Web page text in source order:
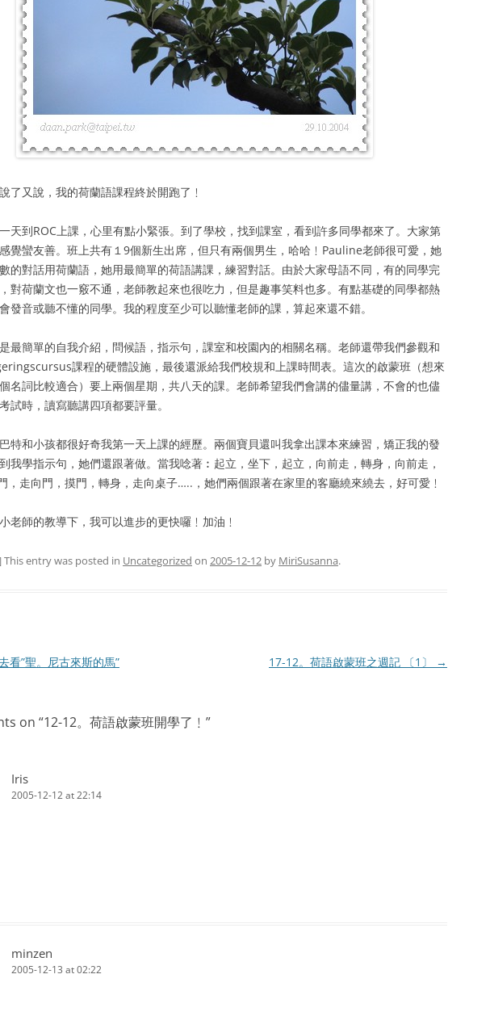
了又說，我的荷蘭語課程終於開跑了﹗
天到ROC上課，心里有點小緊張。到了學校，找到課室，看到許多同學都來了。大家第
覺蠻友善。班上共有１9個新生出席，但只有兩個男生，哈哈﹗Pauline老師很可愛，她
的對話用荷蘭語，她用最簡單的荷語講課，練習對話。由於大家母語不同，有的同學完
對荷蘭文也一竅不通，老師教起來也很吃力，但是趣事笑料也多。有點基礎的同學都熱
發音或聽不懂的同學。我的程度至少可以聽懂老師的課，算起來還不錯。
最簡單的自我介紹，問候語，指示句，課室和校園內的相關名稱。老師還帶我們參觀和
課程的硬體設施，最後還派給我們校規和上課時間表。這次的啟蒙班（想來
名詞比較適合）要上兩個星期，共八天的課。老師希望我們會講的儘量講，不會的也儘
試時，讀寫聽講四項都要評量。
特和小孩都很好奇我第一天上課的經歷。兩個寶貝還叫我拿出課本來練習，矯正我的發
我學指示句，她們還跟著做。當我唸著︰起立，坐下，起立，向前走，轉身，向前走，
，走向門，摸門，轉身，走向桌子…..，她們兩個跟著在家里的客廳繞來繞去，好可愛﹗
老師的教導下，我可以進步的更快囉﹗加油﹗
This entry was posted in Uncategorized on 2005-12-12 by MiriSusanna.
看”聖。尼古來斯的馬” 17-12。荷語啟蒙班之週記 〔1〕 →
on “12-12。荷語啟蒙班開學了﹗ ”
Iris
2005-12-12 at 22:14
minzen
2005-12-13 at 02:22